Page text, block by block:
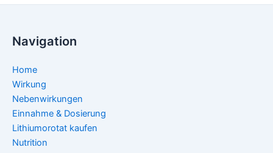
Navigation
Home
Wirkung
Nebenwirkungen
Einnahme & Dosierung
Lithiumorotat kaufen
Nutrition